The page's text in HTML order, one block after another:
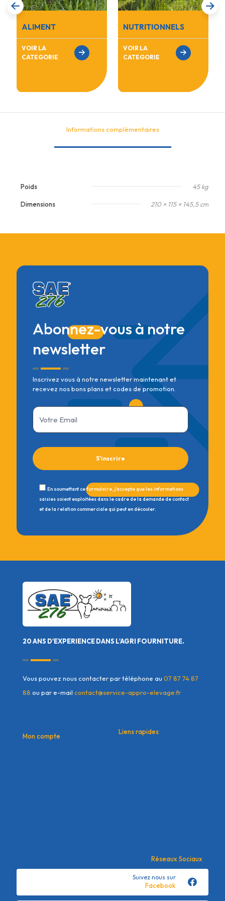
ALIMENT
VOIR LA
CATEGORIE
NUTRITIONNELS
VOIR LA
CATEGORIE
Informations complémentaires
Poids 45 kg
Dimensions 210 × 115 × 145,5 cm
Abonnez-vous à notre
newsletter
Inscrivez vous à notre newsletter maintenant et
recevez nos bons plans et codes de promotion.
En soumettant ce formulaire, j'accepte que les informations
saisies soient exploitées dans le cadre de la demande de contact
et de la relation commerciale qui peut en découler.
20 ANS D'EXPERIENCE DANS L'AGRI FOURNITURE.
Vous pouvez nous contacter par téléphone au 07 87 74 87
88 ou par e-mail contact@service-appro-elevage.fr
Mon compte
Liens rapides
Réseaux Sociaux
Facebook
Suivez nous sur